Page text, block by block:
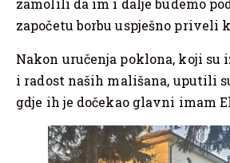
zamolili da im i dalje budemo
započetu borbu uspješno priveli
Nakon uručenja poklona, koji su
i radost naših mališana, uputili
gdje ih je dočekao glavni imam